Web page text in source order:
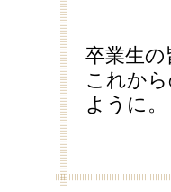
卒業生
これか
ように。